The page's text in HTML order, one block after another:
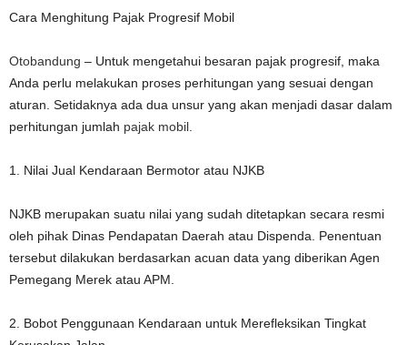
Cara Menghitung Pajak Progresif Mobil
Otobandung – Untuk mengetahui besaran pajak progresif, maka
Anda perlu melakukan proses perhitungan yang sesuai dengan
aturan. Setidaknya ada dua unsur yang akan menjadi dasar dalam
perhitungan jumlah pajak mobil
1. Nilai Jual Kendaraan Bermotor atau NJKB
NJKB merupakan suatu nilai yang sudah ditetapkan secara resmi
oleh pihak Dinas Pendapatan Daerah atau Dispenda. Penentuan
tersebut dilakukan berdasarkan acuan data yang diberikan Agen
Pemegang Merek atau APM.
2. Bobot Penggunaan Kendaraan untuk Merefleksikan Tingkat